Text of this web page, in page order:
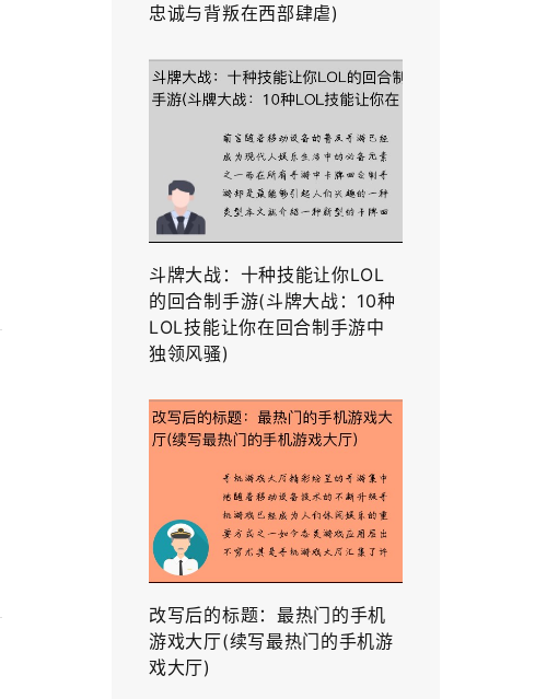
忠诚与背叛在西部肆虐)
斗牌大战：十种技能让你LOL
的回合制手游(斗牌大战：10种
LOL技能让你在回合制手游中
独领风骚)
改写后的标题：最热门的手机
游戏大厅(续写最热门的手机游
戏大厅)